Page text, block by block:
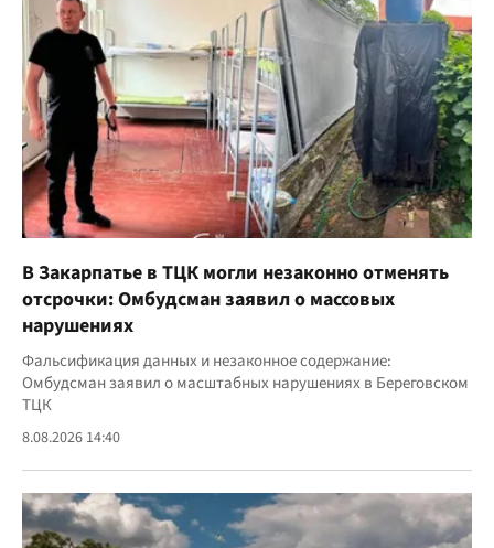
В Закарпатье в ТЦК могли незаконно отменять
отсрочки: Омбудсман заявил о массовых
нарушениях
Фальсификация данных и незаконное содержание:
Омбудсман заявил о масштабных нарушениях в Береговском
ТЦК
8.08.2026 14:40